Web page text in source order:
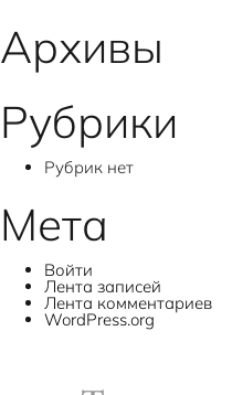
Архивы
Рубрики
Рубрик нет
Мета
Войти
Лента записей
Лента комментариев
WordPress.org